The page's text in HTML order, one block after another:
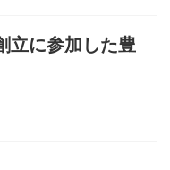
立に参加した豊